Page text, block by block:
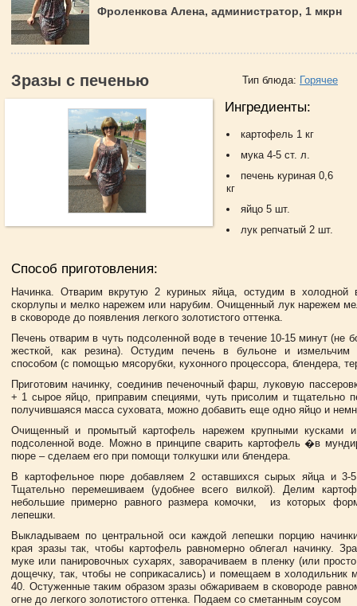
Фроленкова Алена, администратор, 1 мкрн
Тип блюда: Горячее
Зразы с печенью
Ингредиенты:
картофель 1 кг
мука 4-5 ст. л.
печень куриная 0,6
кг
яйцо 5 шт.
лук репчатый 2 шт.
Способ приготовления:
Начинка. Отварим вкрутую 2 куриных яйца, остудим в холодной
скорлупы и мелко нарежем или нарубим. Очищенный лук нарежем
в сковороде до появления легкого золотистого оттенка.
Печень отварим в чуть подсоленной воде в течение 10-15 минут (не
жесткой, как резина). Остудим печень в бульоне и
способом (с помощью мясорубки, кухонного процессора, блендера,
Приготовим начинку, соединив печеночный фарш, луковую
+ 1 сырое яйцо, приправим специями, чуть присолим и тщательно
получившаяся масса суховата, можно добавить еще одно яйцо и
Очищенный и промытый картофель нарежем крупными кусками
подсоленной воде. Можно в принципе сварить картофель �в
пюре – сделаем его при помощи толкушки или блендера.
В картофельное пюре добавляем 2 оставшихся сырых яйца и 3-
Тщательно перемешиваем (удобнее всего вилкой). Делим
небольшие примерно равного размера комочки, из которых
лепешки.
Выкладываем по центральной оси каждой лепешки порцию
края зразы так, чтобы картофель равномерно облегал начинку.
муке или панировочных сухарях, заворачиваем в пленку (или
дощечку, так, чтобы не соприкасались) и помещаем в холодильник
40. Остуженные таким образом зразы обжариваем в сковороде
огне до легкого золотистого оттенка. Подаем со сметанным соусом